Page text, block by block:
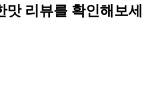
리뷰를 확인해보세